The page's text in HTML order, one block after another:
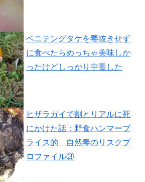
ベニテングタケを毒抜きせず
に食べたらめっちゃ美味しか
ったけどしっかり中毒した
ヒザラガイで割とリアルに死
にかけた話：野食ハンマープ
ライス的 自然毒のリスクプ
ロファイル③